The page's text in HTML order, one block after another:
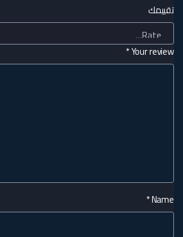
تقييمك
Your review
*
Name
*